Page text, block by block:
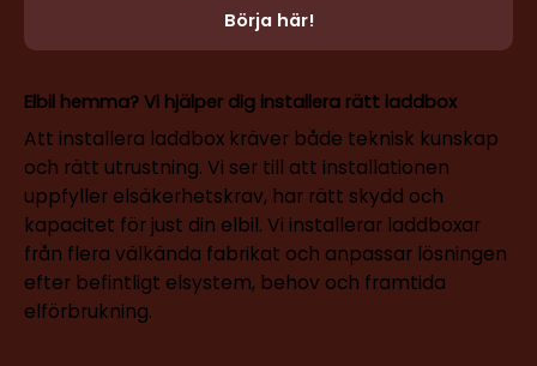
Börja här!
Elbil hemma? Vi hjälper dig installera rätt laddbox
Att installera laddbox kräver både teknisk kunskap
och rätt utrustning. Vi ser till att installationen
uppfyller elsäkerhetskrav, har rätt skydd och
kapacitet för just din elbil. Vi installerar laddboxar
från flera välkända fabrikat och anpassar lösningen
efter befintligt elsystem, behov och framtida
elförbrukning.